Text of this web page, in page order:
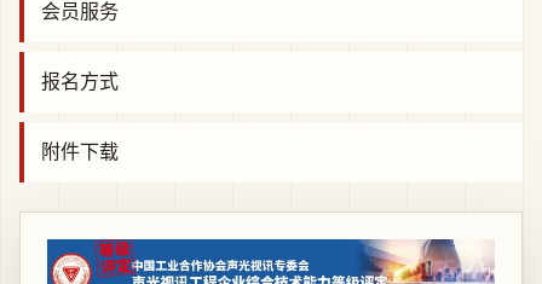
会员服务
报名方式
附件下载